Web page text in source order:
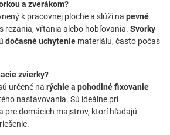
a zverákom?
k pracovnej ploche a slúži na pevné
rezania, vŕtania alebo hobľovania. Svorky
dočasné uchytenie materiálu, často počas
zvierky?
určené na rýchle a pohodlné fixovanie
nastavovania. Sú ideálne pri
pre domácich majstrov, ktorí hľadajú